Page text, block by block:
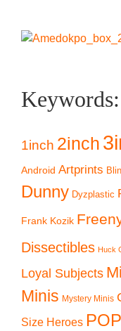
Keywords:
1inch 2inch
Android Artprints
Dunny Dyzplastic
Frank Kozik
Dissectibles Huck
Loyal Subjects
Minis Mystery Minis
Size Heroes